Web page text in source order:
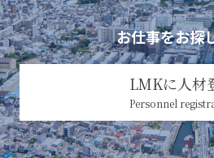
お仕事をお探
LMKに人材
Personnel